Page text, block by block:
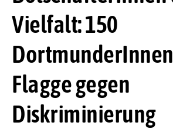
Vielfalt: 150
Flagge gegen
Diskriminierung